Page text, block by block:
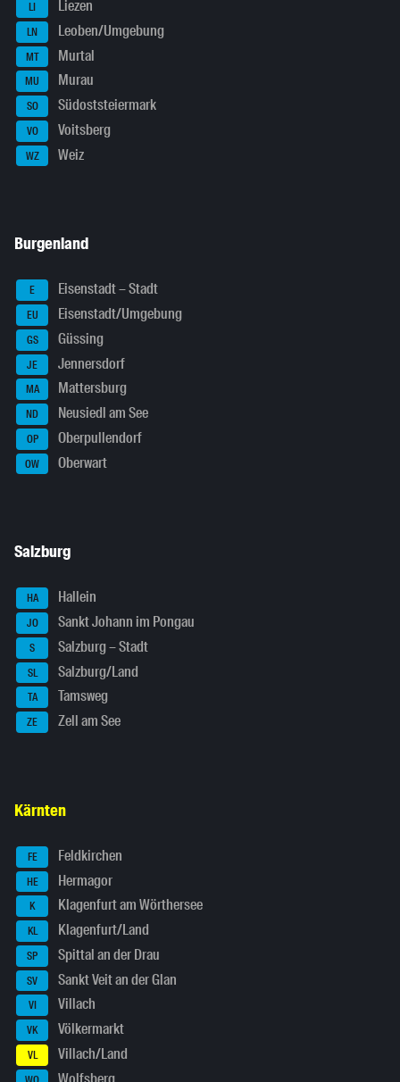
LI Liezen
LN Leoben/Umgebung
MT Murtal
MU Murau
SO Südoststeiermark
VO Voitsberg
WZ Weiz
Burgenland
E Eisenstadt – Stadt
EU Eisenstadt/Umgebung
GS Güssing
JE Jennersdorf
MA Mattersburg
ND Neusiedl am See
OP Oberpullendorf
OW Oberwart
Salzburg
HA Hallein
JO Sankt Johann im Pongau
S Salzburg – Stadt
SL Salzburg/Land
TA Tamsweg
ZE Zell am See
Kärnten
FE Feldkirchen
HE Hermagor
K Klagenfurt am Wörthersee
KL Klagenfurt/Land
SP Spittal an der Drau
SV Sankt Veit an der Glan
VI Villach
VK Völkermarkt
VL Villach/Land